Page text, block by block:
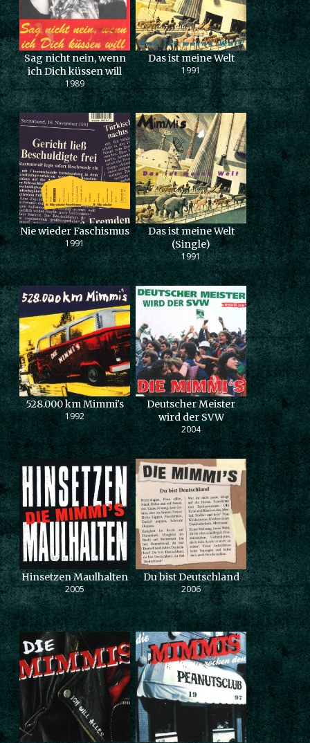
Sag nicht nein, wenn
ich Dich küssen will
1989
Das ist meine Welt
1991
Nie wieder Faschismus
1991
Das ist meine Welt
(Single)
1991
528.000 km Mimmi's
1992
Deutscher Meister
wird der SVW
2004
Hinsetzen Maulhalten
2005
Du bist Deutschland
2006